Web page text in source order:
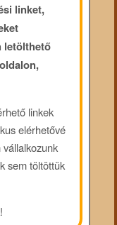
linket,
letölthető
linkek
elérhetővé
sem töltöttük